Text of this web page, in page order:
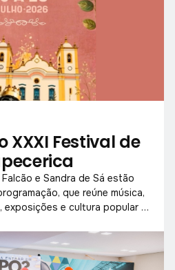
XXXI Festival de
e Sandra de Sá estão
que reúne música,
e cultura popular de